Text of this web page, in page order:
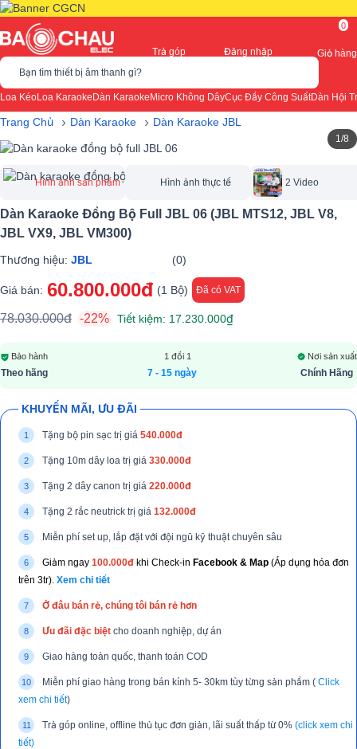
Trả góp Đăng nhập
0
Giỏ hàng
Bạn tìm thiết bị âm thanh gì?
Loa KéoLoa Karaoke Dàn Karaoke Micro Không DâyCục Đẩy Công SuấtDàn Hội
Trang Chủ › Dàn Karaoke › Dàn Karaoke JBL
1/8
Hình ảnh sản phẩm Hình ảnh thực tế 2 Video
Dàn Karaoke Đồng Bộ Full JBL 06 (JBL MTS12, JBL V8,
JBL VX9, JBL VM300)
Thương hiệu: JBL (0)
Giá bán: 60.800.000đ (1 Bộ) Đã có VAT
78.030.000đ -22% Tiết kiệm: 17.230.000₫
Bảo hành
Theo hãng
1 đổi 1
7 - 15 ngày
Nơi sản xuất
Chính Hãng
KHUYẾN MÃI, ƯU ĐÃI
Tặng bộ pin sạc trị giá 540.000đ
Tặng 10m dây loa trị giá 330.000đ
Tặng 2 dây canon trị giá 220.000đ
Tặng 2 rắc neutrick trị giá 132.000đ
Miễn phí set up, lắp đặt với đội ngũ kỹ thuật chuyên sâu
Giảm ngay 100.000đ khi Check-in Facebook & Map (Áp dụng hóa đơn
trên 3tr). Xem chi tiết
Ở đâu bán rẻ, chúng tôi bán rẻ hơn
Ưu đãi đặc biệt cho doanh nghiệp, dự án
Giao hàng toàn quốc, thanh toán COD
Miễn phí giao hàng trong bán kính 5- 30km tùy từng sản phẩm ( Click
xem chi tiết)
Trả góp online, offline thủ tục đơn giản, lãi suất thấp từ 0% (click xem chi
tiết)